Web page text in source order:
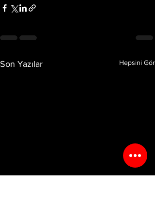
Son Yazılar Hepsini Gör